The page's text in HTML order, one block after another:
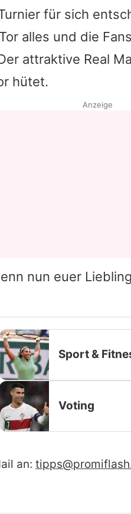
für sich
alles und die
attraktive Real
hütet.
nun euer
Anzeige
Sport &
Voting
an: